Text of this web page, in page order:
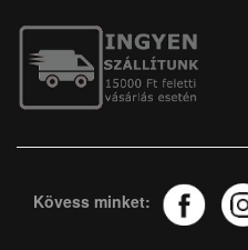
Kövess minket: